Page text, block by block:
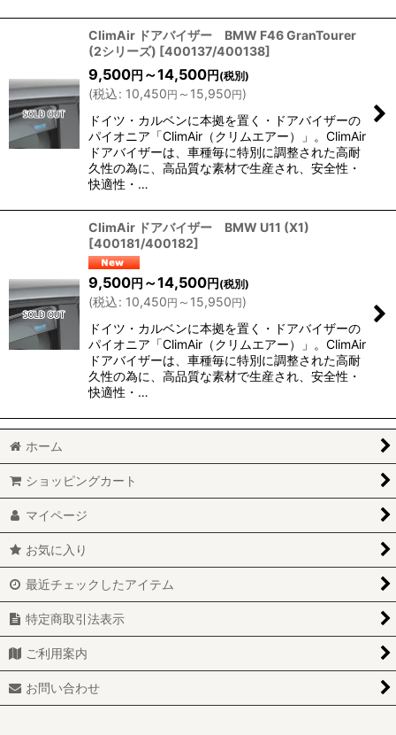
ClimAir ドアバイザー BMW F46 GranTourer
(2シリーズ) [400137/400138]
9,500円 ～14,500円 (税別)
(税込: 10,450円 ～15,950円)
ドイツ・カルベンに本拠を置く・ドアバイザーの
パイオニア「ClimAir（クリムエアー）」。ClimAir
ドアバイザーは、車種毎に特別に調整された高耐
久性の為に、高品質な素材で生産され、安全性・
快適性・…
ClimAir ドアバイザー BMW U11 (X1)
[400181/400182]
9,500円 ～14,500円 (税別)
(税込: 10,450円 ～15,950円)
ドイツ・カルベンに本拠を置く・ドアバイザーの
パイオニア「ClimAir（クリムエアー）」。ClimAir
ドアバイザーは、車種毎に特別に調整された高耐
久性の為に、高品質な素材で生産され、安全性・
快適性・…
ホーム
ショッピングカート
マイページ
お気に入り
最近チェックしたアイテム
特定商取引法表示
ご利用案内
お問い合わせ